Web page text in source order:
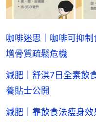
咖啡迷思｜咖啡可抑
增骨質疏鬆危機
減肥｜舒淇7日全素
養貼士公開
減肥｜靠飲食法瘦身